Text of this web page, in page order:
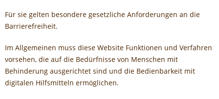
Für sie gelten besondere gesetzliche Anforderungen an die
Barrierefreiheit.
Im Allgemeinen muss diese Website Funktionen und Verfahren
vorsehen, die auf die Bedürfnisse von Menschen mit
Behinderung ausgerichtet sind und die Bedienbarkeit mit
digitalen Hilfsmitteln ermöglichen.